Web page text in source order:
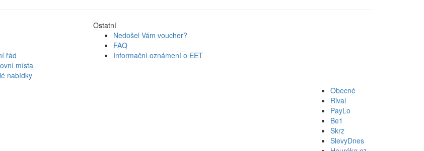
řád
místa
nabídky
Ostatní
Nedošel Vám voucher?
FAQ
Informační oznámení o EET
Obecné
Rival
PayLo
Be1
Skrz
SlevyDnes